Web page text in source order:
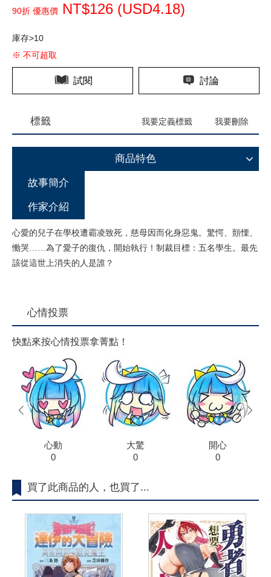
90折 優惠價 NT$126 (USD4.18)
庫存>10
※ 不可超取
試閱 討論
標籤 我要定義標籤 我要刪除
商品特色
故事簡介
作家介紹
心愛的兒子在學校遭霸凌致死，慈母因而化身惡鬼。驚愕、顫慄、
慟哭……為了愛子的復仇，開始執行！制裁目標：五名學生。最先
該從這世上消失的人是誰？
心情投票
快點來按心情投票拿菁點！
心動
0
大驚
0
開心
0
prev next
買了此商品的人，也買了...